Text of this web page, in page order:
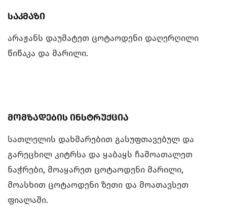
საკმაზი
არაჟანს დაუმატეთ ცოტაოდენი დაღერღილი
წიწაკა და მარილი.
მომზადების ინსტრუქცია
სათლელის დახმარებით გასუფთავებულ და
გარეცხილ კიტრსა და ყაბაყს ჩამოათალეთ
ნაჭრები, მოაყარეთ ცოტაოდენი მარილი,
მოასხით ცოტაოდენი ზეთი და მოათავსეთ
ფიალაში.